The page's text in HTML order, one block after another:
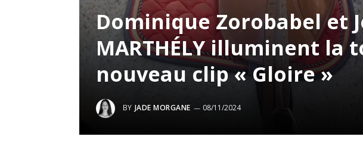
Dominique Zorobabel et
MARTHÉLY illuminent la
nouveau clip « Gloire »
BY JADE MORGANE 08/11/2024